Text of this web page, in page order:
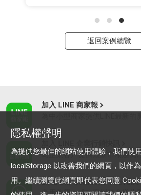
返回案例總覽
加入 LINE 商家報
為企業客戶提供最新市場趨勢,
LINE Biz-Solutions YouTube
實用教學、成功案例等多樣化
隱私權聲明
為提供您最佳的網站使用體驗，我們使
localStorage 以改善我們的網頁，以作
用。繼續瀏覽此網頁即代表您同意